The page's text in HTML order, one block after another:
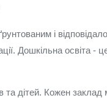
і
Дошкільна освіта -
та дітей. Кожен заклад